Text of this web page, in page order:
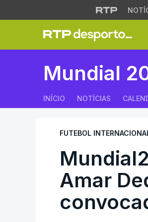
Mundial
INÍCIO NOTÍCIAS
FUTEBOL
Amar